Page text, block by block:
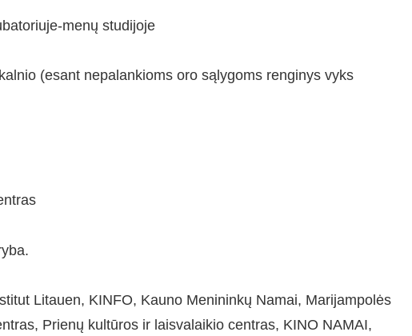
menų studijoje
(esant nepalankioms oro sąlygoms renginys vyks
Litauen, KINFO, Kauno Menininkų Namai, Marijampolės
Prienų kultūros ir laisvalaikio centras, KINO NAMAI,